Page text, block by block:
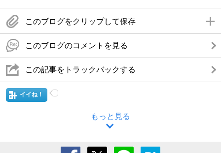
このブログをクリップして保存
このブログのコメントを見る
この記事をトラックバックする
イイね！
もっと見る